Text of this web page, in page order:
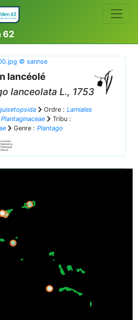
62
lancéolé
lanceolata L., 1753
Ordre : Lamiales
Plantaginaceae
Tribu :
Genre : Plantago